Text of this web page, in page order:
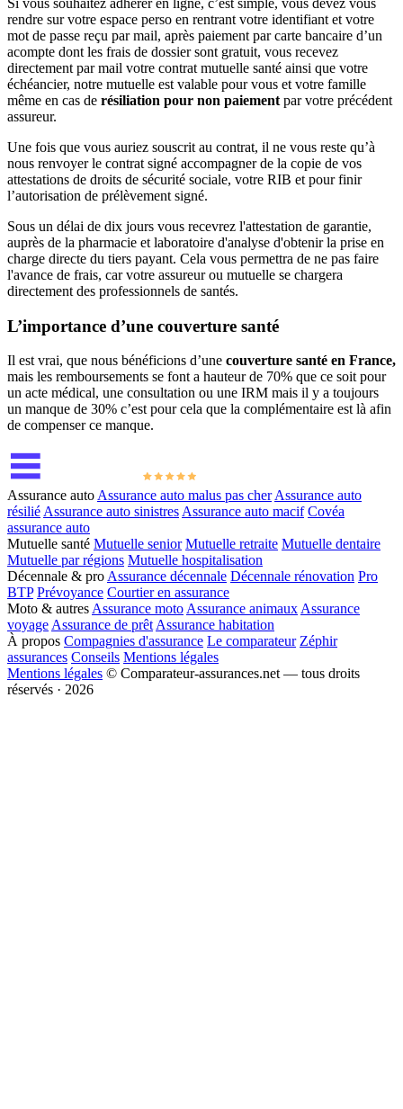
rendre sur votre espace perso en rentrant votre identifiant et votre
mot de passe reçu par mail, après paiement par carte bancaire d’un
acompte dont les frais de dossier sont gratuit, vous recevez
directement par mail votre contrat mutuelle santé ainsi que votre
échéancier, notre mutuelle est valable pour vous et votre famille
même en cas de résiliation pour non paiement par votre précédent
assureur.
Une fois que vous auriez souscrit au contrat, il ne vous reste qu’à
nous renvoyer le contrat signé accompagner de la copie de vos
attestations de droits de sécurité sociale, votre RIB et pour finir
l’autorisation de prélèvement signé.
Sous un délai de dix jours vous recevrez l'attestation de garantie,
auprès de la pharmacie et laboratoire d'analyse d'obtenir la prise en
charge directe du tiers payant. Cela vous permettra de ne pas faire
l'avance de frais, car votre assureur ou mutuelle se chargera
directement des professionnels de santés.
L’importance d’une couverture santé
Il est vrai, que nous bénéficions d’une couverture santé en France,
mais les remboursements se font a hauteur de 70% que ce soit pour
un acte médical, une consultation ou une IRM mais il y a toujours
un manque de 30% c’est pour cela que la complémentaire est là afin
de compenser ce manque.
Assurance auto Assurance auto malus pas cher Assurance auto
résilié Assurance auto sinistres Assurance auto macif Covéa
assurance auto
Mutuelle santé Mutuelle senior Mutuelle retraite Mutuelle dentaire
Mutuelle par régions Mutuelle hospitalisation
Décennale & pro Assurance décennale Décennale rénovation Pro
BTP Prévoyance Courtier en assurance
Moto & autres Assurance moto Assurance animaux Assurance
voyage Assurance de prêt Assurance habitation
À propos Compagnies d'assurance Le comparateur Zéphir
assurances Conseils Mentions légales
Mentions légales © Comparateur-assurances.net — tous droits
réservés · 2026